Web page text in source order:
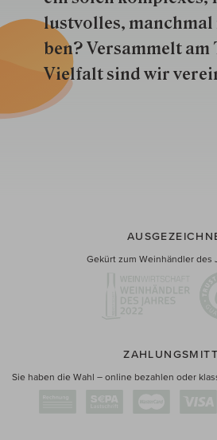
lustvolles,
ben? Versammelt am
Vielfalt sind wir
Gekürt zum Weinhändler des
Sie haben die Wahl – online bezahlen oder